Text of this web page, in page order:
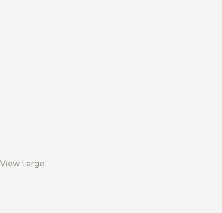
View Large